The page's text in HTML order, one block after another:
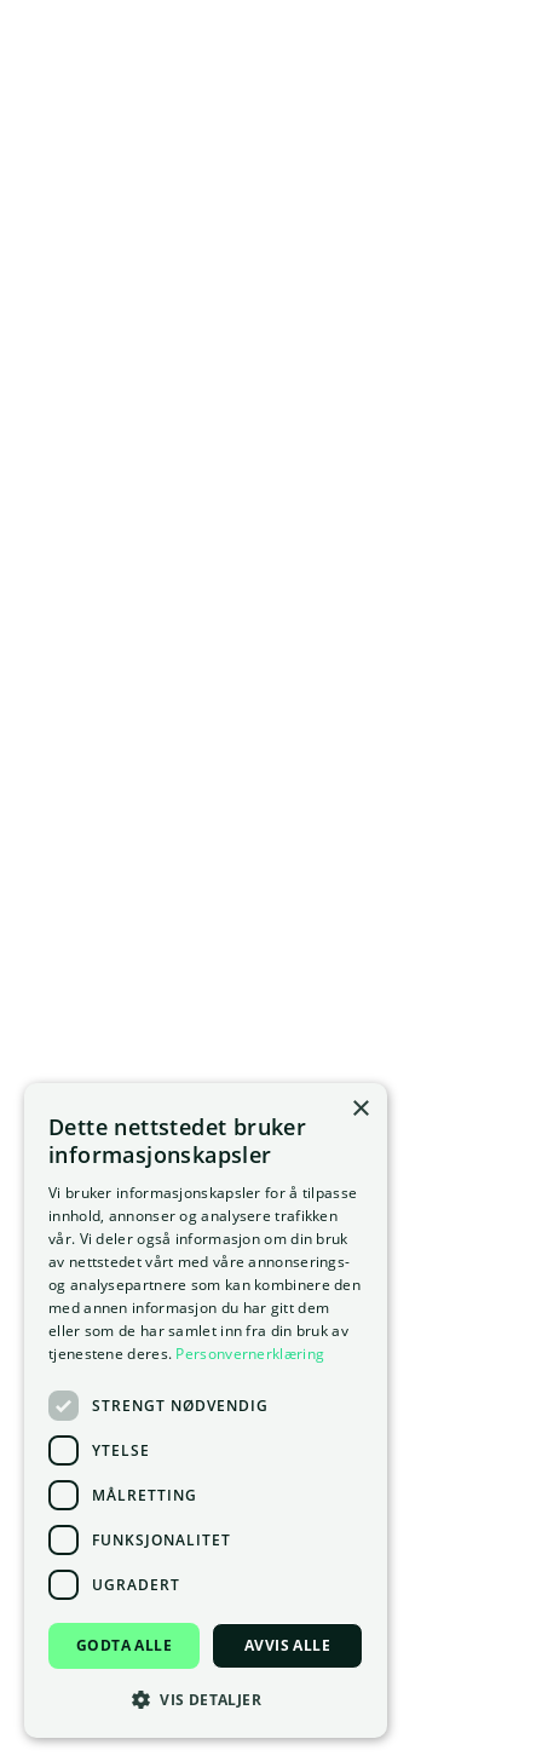
×
Dette nettstedet bruker
informasjonskapsler
Vi bruker informasjonskapsler for å tilpasse
innhold, annonser og analysere trafikken
vår. Vi deler også informasjon om din bruk
av nettstedet vårt med våre annonserings-
og analysepartnere som kan kombinere den
med annen informasjon du har gitt dem
eller som de har samlet inn fra din bruk av
tjenestene deres. Personvernerklæring
STRENGT NØDVENDIG
YTELSE
MÅLRETTING
FUNKSJONALITET
UGRADERT
GODTA ALLE AVVIS ALLE
VIS DETALJER